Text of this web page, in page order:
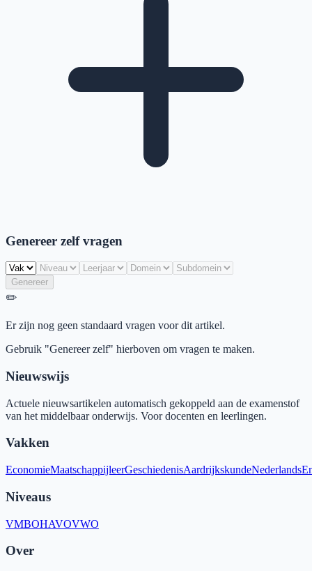
Genereer zelf vragen
Genereer
✏️
Er zijn nog geen standaard vragen voor dit artikel.
Gebruik "Genereer zelf" hierboven om vragen te maken.
Nieuwswijs
Actuele nieuwsartikelen automatisch gekoppeld aan de examenstof
van het middelbaar onderwijs. Voor docenten en leerlingen.
Vakken
EconomieMaatschappijleerGeschiedenisAardrijkskundeNederlands
Niveaus
VMBOHAVOVWO
Over